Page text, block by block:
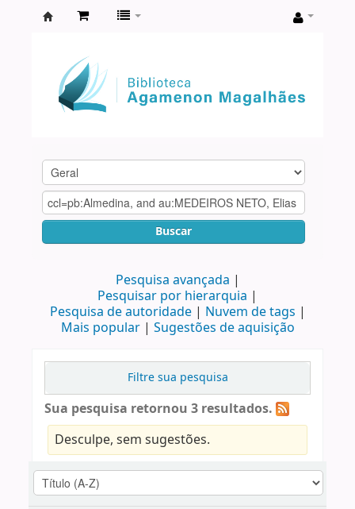
Agamenon
Magalhães
Buscar
Pesquisa avançada
Pesquisar por hierarquia
Pesquisa de autoridade
Nuvem de tags
Mais popular
Sugestões de aquisição
Filtre sua pesquisa
Sua pesquisa retornou 3 resultados.
Desculpe, sem sugestões.